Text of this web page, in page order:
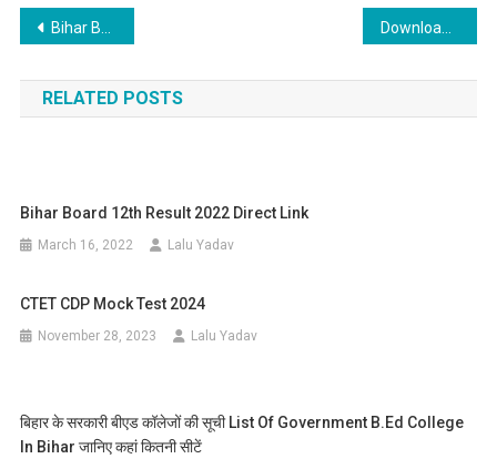
Post
navigation
Bihar Board Matric Official Answer Key 2022
RELATED POSTS
Bihar Board 12th Result 2022 Direct Link
March 16, 2022 Lalu Yadav
CTET CDP Mock Test 2024
November 28, 2023 Lalu Yadav
बिहार के सरकारी बीएड कॉलेजों की सूची List Of Government B.ed College
In Bihar जानिए कहां कितनी सीटें